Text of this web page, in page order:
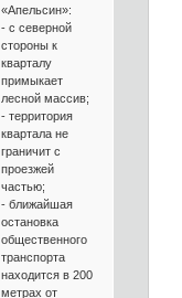
«Апельсин»:
- c северной
стороны к
кварталу
примыкает
лесной массив;
- территория
квартала не
граничит с
проезжей
частью;
- ближайшая
остановка
общественного
транспорта
находится в 200
метрах от